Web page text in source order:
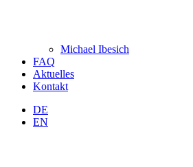
Michael Ibesich
FAQ
Aktuelles
Kontakt
DE
EN